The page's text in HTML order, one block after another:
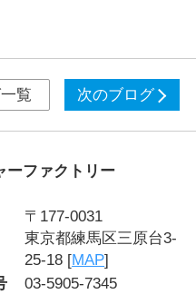
覧 次のブログ
ーファクトリー
〒177-0031
東京都練馬区三原台3-
25-18 [MAP]
03-5905-7345